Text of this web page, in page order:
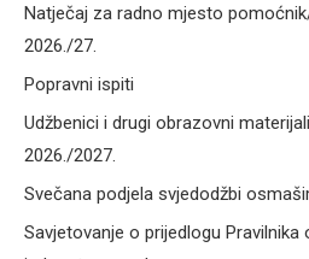
Natječaj za radno mjesto
2026./27.
Popravni ispiti
Udžbenici i drugi obrazovni
2026./2027.
Svečana podjela svjedodžbi
Savjetovanje o prijedlogu